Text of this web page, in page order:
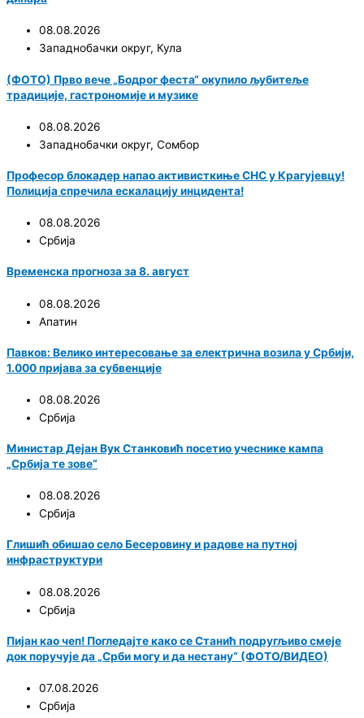
08.08.2026
Западнобачки округ, Кула
(ФОТО) Прво вече „Бодрог феста“ окупило љубитеље
традиције, гастрономије и музике
08.08.2026
Западнобачки округ, Сомбор
Професор блокадер напао активисткиње СНС у Крагујевцу!
Полиција спречила ескалацију инцидента!
08.08.2026
Србија
Временска прогноза за 8. август
08.08.2026
Апатин
Павков: Велико интересовање за електрична возила у Србији,
1.000 пријава за субвенције
08.08.2026
Србија
Министар Дејан Вук Станковић посетио учеснике кампа
„Србија те зове“
08.08.2026
Србија
Глишић обишао село Бесеровину и радове на путној
инфраструктури
08.08.2026
Србија
Пијан као чеп! Погледајте како се Станић подругљиво смеје
док поручује да „Срби могу и да нестану“ (ФОТО/ВИДЕО)
07.08.2026
Србија